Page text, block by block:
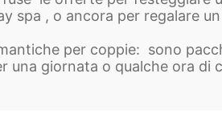
spa , o ancora per regalare
per coppie: sono
una giornata o qualche ora di